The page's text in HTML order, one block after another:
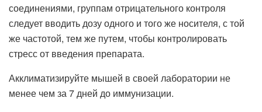
соединениями, группам отрицательного контроля
следует вводить дозу одного и того же носителя, с той
же частотой, тем же путем, чтобы контролировать
стресс от введения препарата.
Акклиматизируйте мышей в своей лаборатории не
менее чем за 7 дней до иммунизации.